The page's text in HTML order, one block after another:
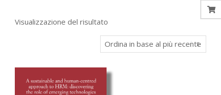
Visualizzazione del risultato